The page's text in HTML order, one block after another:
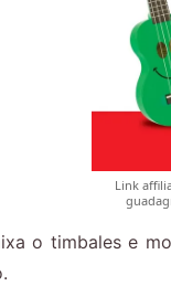
Link
o timbales e